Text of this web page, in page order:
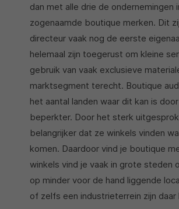
dan met alle drie de
zogenaamde boutique merken. Dit
directeur vaak nog de eerste
helemaal zijn toegerust om kleine
gebruik van vaak exclusieve
marktsegment terecht. Boutique
het aantal landen waar dit kan is
beperkter. Door het sterk
belangrijker dat ze winkels vinden
komen. Daardoor vind je boutique
winkels vind je vaak in grote steden
op minder voor de hand liggende
of zelfs een industrieterrein zijn daar